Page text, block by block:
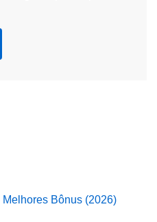
Bônus (2026)